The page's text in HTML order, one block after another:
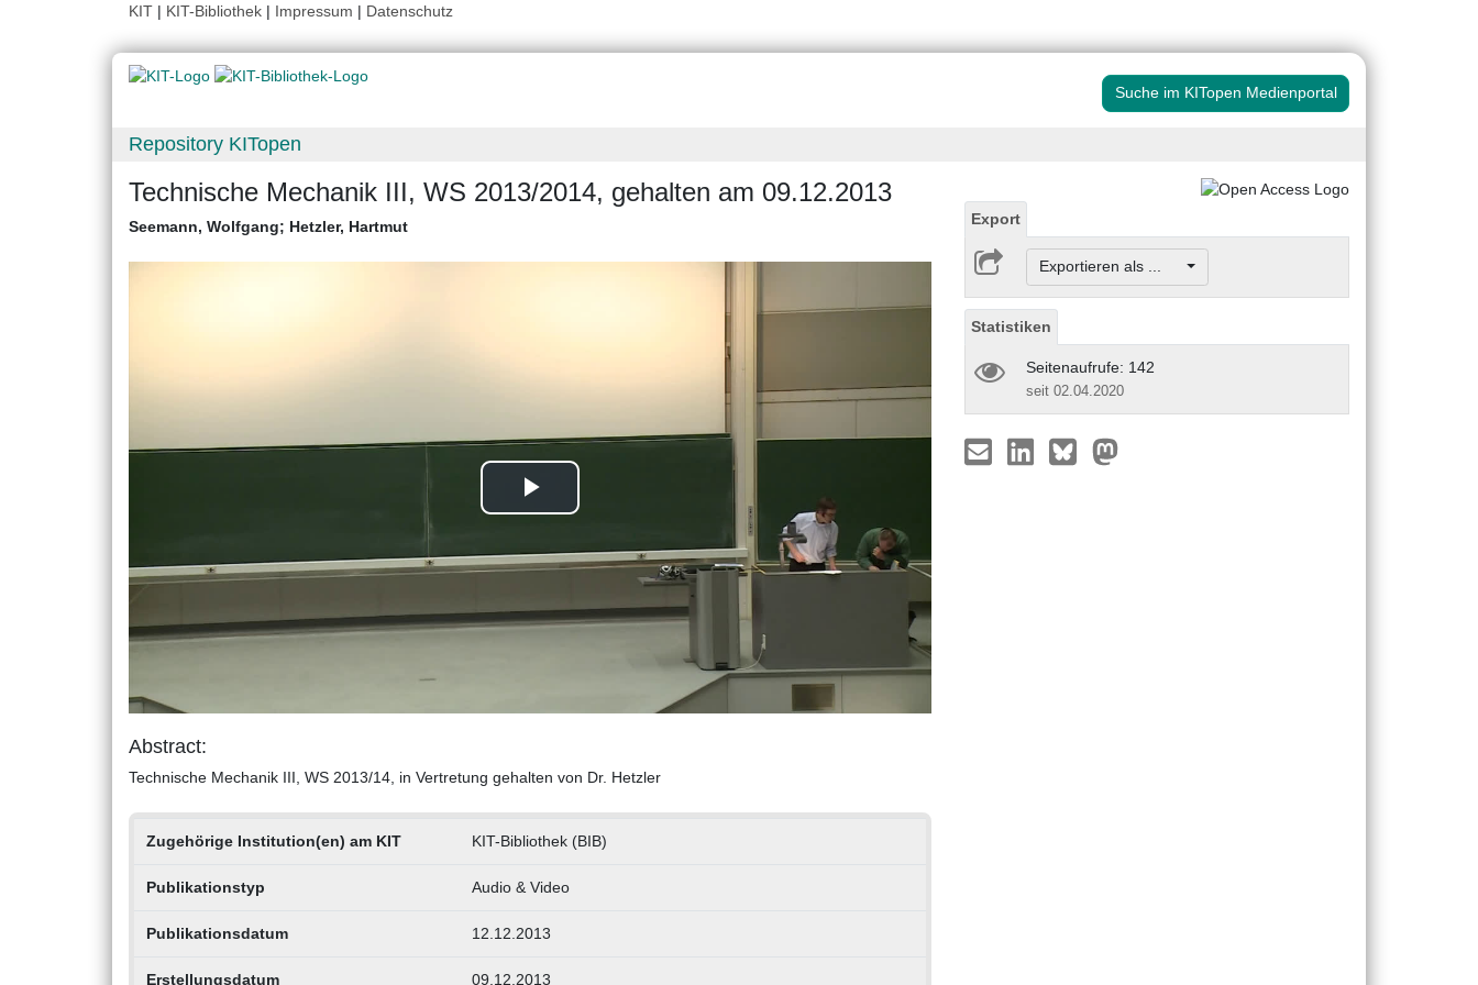
KIT | KIT-Bibliothek | Impressum | Datenschutz
Suche im KITopen Medienportal
Repository KITopen
Technische Mechanik III, WS 2013/2014, gehalten am 09.12.2013
Seemann, Wolfgang; Hetzler, Hartmut
Play
Video
Abstract:
Technische Mechanik III, WS 2013/14, in Vertretung gehalten von Dr. Hetzler
Zugehörige Institution(en) am KIT KIT-Bibliothek (BIB)
Publikationstyp Audio & Video
Publikationsdatum 12.12.2013
Erstellungsdatum 09.12.2013
Export
Exportieren als ...
Statistiken
Seitenaufrufe: 142
seit 02.04.2020